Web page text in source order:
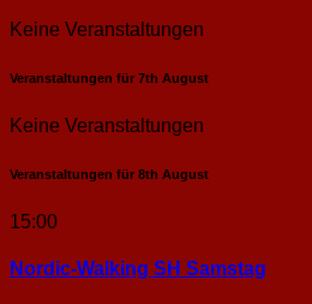
Keine Veranstaltungen
Veranstaltungen für 7th August
Keine Veranstaltungen
Veranstaltungen für 8th August
15:00
Nordic-Walking SH Samstag